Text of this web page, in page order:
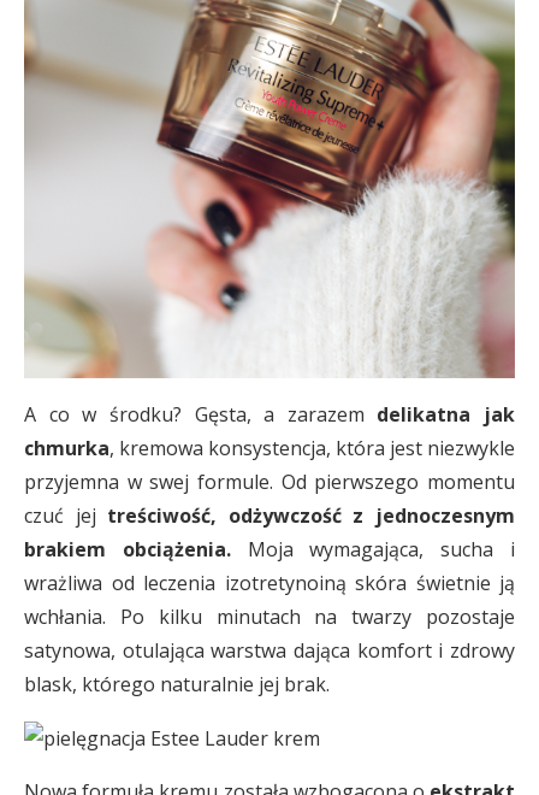
A co w środku? Gęsta, a zarazem delikatna jak
chmurka, kremowa konsystencja, która jest niezwykle
przyjemna w swej formule. Od pierwszego momentu
czuć jej treściwość, odżywczość z jednoczesnym
brakiem obciążenia.Moja wymagająca, sucha i
wrażliwa od leczenia izotretynoiną skóra świetnie ją
wchłania. Po kilku minutach na twarzy pozostaje
satynowa, otulająca warstwa dająca komfort i zdrowy
blask, którego naturalnie jej brak.